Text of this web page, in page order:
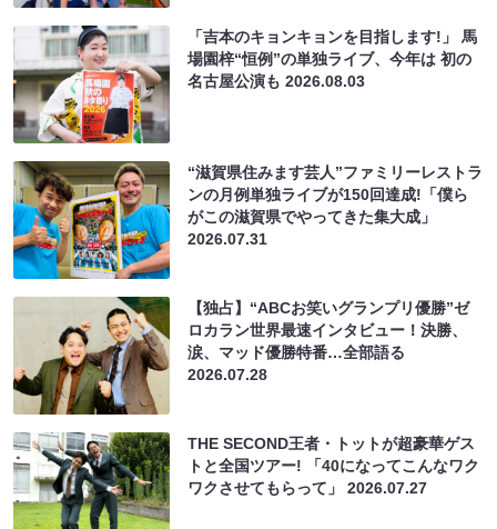
「吉本のキョンキョンを目指します!」 馬
場園梓“恒例”の単独ライブ、今年は 初の
名古屋公演も2026.08.03
“滋賀県住みます芸人”ファミリーレストラ
ンの月例単独ライブが150回達成!「僕ら
がこの滋賀県でやってきた集大成」
2026.07.31
【独占】“ABCお笑いグランプリ優勝”ゼ
ロカラン世界最速インタビュー！決勝、
涙、マッド優勝特番…全部語る
2026.07.28
THE SECOND王者・トットが超豪華ゲス
トと全国ツアー! 「40になってこんなワク
ワクさせてもらって」2026.07.27